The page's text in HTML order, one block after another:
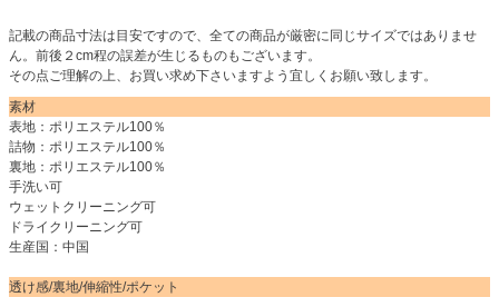
記載の商品寸法は目安ですので、全ての商品が厳密に同じサイズではありませ
ん。前後２cm程の誤差が生じるものもございます。
その点ご理解の上、お買い求め下さいますよう宜しくお願い致します。
素材
表地：ポリエステル100％
詰物：ポリエステル100％
裏地：ポリエステル100％
手洗い可
ウェットクリーニング可
ドライクリーニング可
生産国：中国
透け感/裏地/伸縮性/ポケット